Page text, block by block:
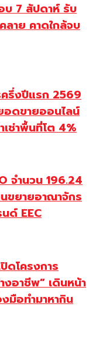
บ 7 สัปดาห์ รับ
ลาย คาดใกล้จบ
รึ่งปีแรก 2569
อดขายออนไลน์
เช่าพื้นที่โต 4%
จำนวน 196.24
ขยายอาณาจักร
ด์ EEC
โครงการ
งอาชีพ” เดินหน้า
มือทำมาหากิน